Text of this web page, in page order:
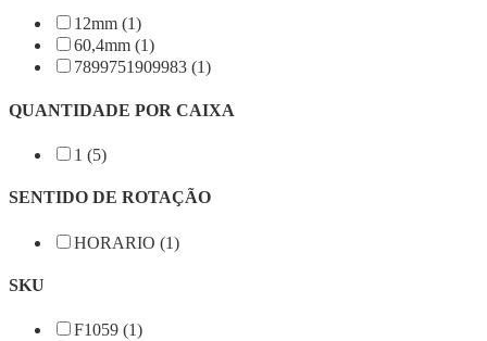
12mm (1)
60,4mm (1)
7899751909983 (1)
QUANTIDADE POR CAIXA
1 (5)
SENTIDO DE ROTAÇÃO
HORARIO (1)
SKU
F1059 (1)